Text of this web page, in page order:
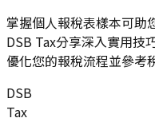
掌握個人報稅表樣本可助
DSB Tax分享深入實用技
優化您的報稅流程並參考
DSB
Tax